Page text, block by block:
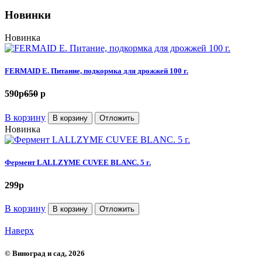
Новинки
Новинка
FERMAID E. Питание, подкормка для дрожжей 100 г.
590p650 p
В корзину В корзину Отложить
Новинка
Фермент LALLZYME CUVEE BLANC. 5 г.
299p
В корзину В корзину Отложить
Наверх
© Виноград и сад, 2026